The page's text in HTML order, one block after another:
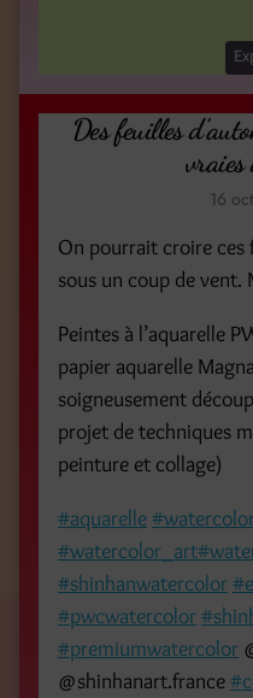
Des feuilles
vraies
16
On pourrait croire ces
sous un coup de vent.
Peintes à l’aquarelle
papier aquarelle
soigneusement
projet de techniques
peinture et collage)
#aquarelle
#watercolor_art
#shinhanwatercolor
#pwcwatercolor
#premiumwatercolor
@shinhanart.france